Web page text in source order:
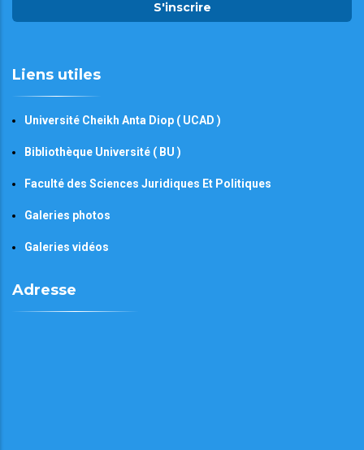
S'inscrire
Liens utiles
Université Cheikh Anta Diop ( UCAD )
Bibliothèque Université ( BU )
Faculté des Sciences Juridiques Et Politiques
Galeries photos
Galeries vidéos
Adresse